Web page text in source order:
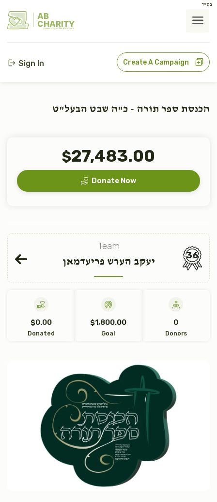
בס"ד
AB
CHARITY
powerd by ahblicklive.com
Sign In Create A Campaign
הכנסת ספר תורה - כ"ה שבט הבעל"ט
$27,483.00
Donate Now
Team
יעקב הערש פריעדמאן
36
$0.00
Donated
$1,800.00
Goal
0
Donors